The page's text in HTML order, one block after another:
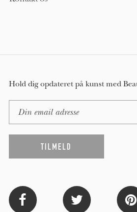
Hold dig opdateret på kunst med